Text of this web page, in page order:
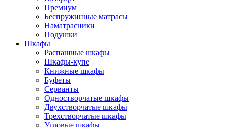
Премиум
Беспружинные матрасы
Наматрасники
Подушки
Шкафы
Распашные шкафы
Шкафы-купе
Книжные шкафы
Буфеты
Серванты
Одностворчатые шкафы
Двухстворчатые шкафы
Трехстворчатые шкафы
Угловые шкафы